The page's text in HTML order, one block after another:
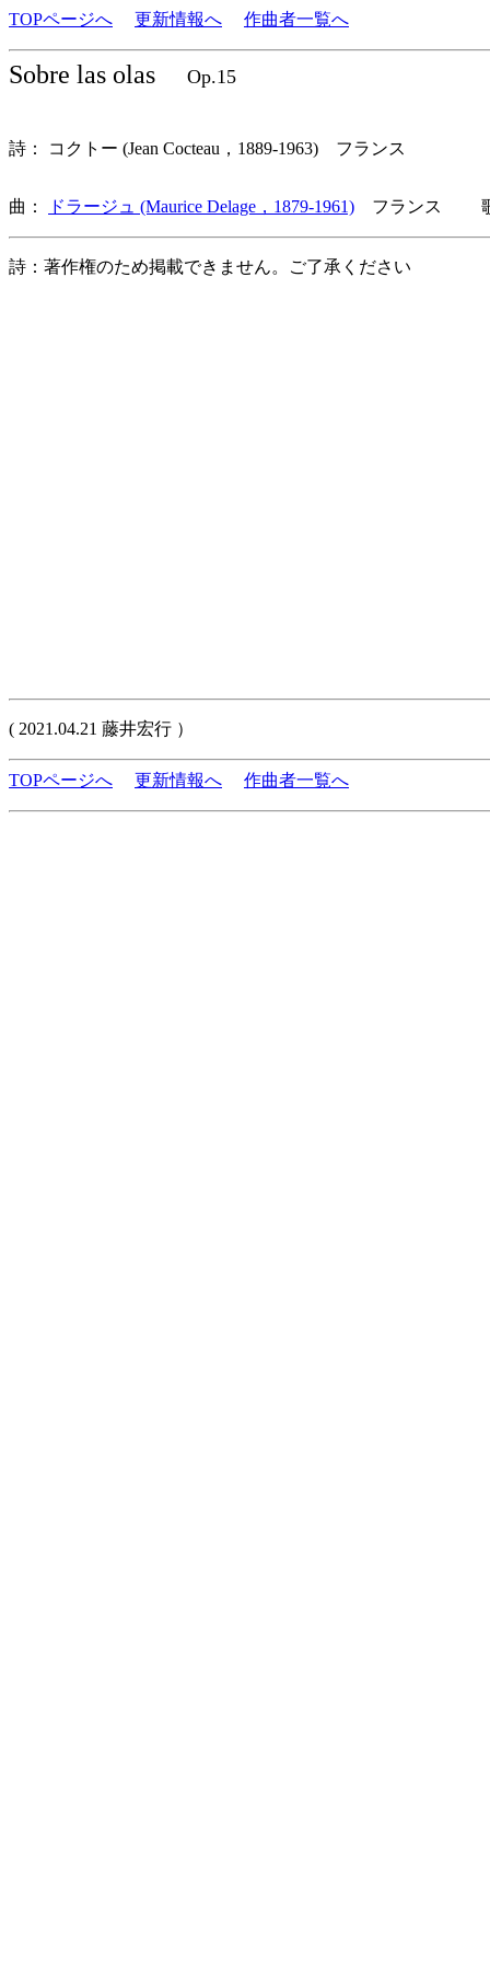
TOPページへ 更新情報へ 作曲者一覧へ
Sobre las olas Op.15
詩： コクトー (Jean Cocteau，1889-1963) フランス
曲： ドラージュ (Maurice Delage，1879-1961) フランス 歌
詩：著作権のため掲載できません。ご了承ください
( 2021.04.21 藤井宏行 ）
TOPページへ 更新情報へ 作曲者一覧へ